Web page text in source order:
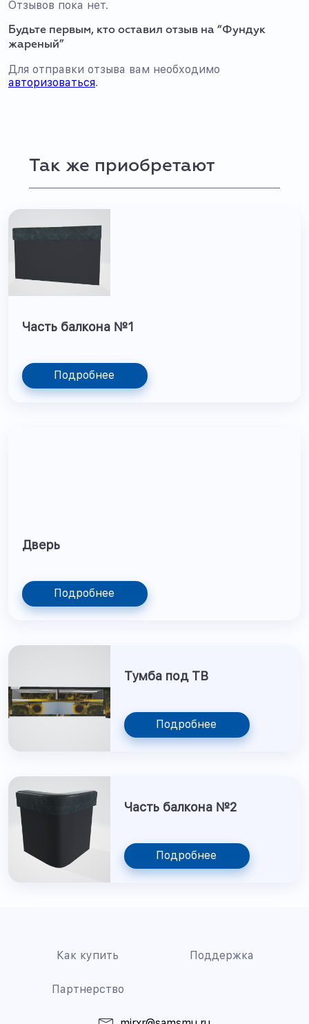
Отзывов пока нет.
Будьте первым, кто оставил отзыв на “Фундук
жареный”
Для отправки отзыва вам необходимо
авторизоваться.
Так же приобретают
Часть балкона №1
Подробнее
Дверь
Подробнее
Тумба под ТВ
Подробнее
Часть балкона №2
Подробнее
Как купить Поддержка
Партнерство